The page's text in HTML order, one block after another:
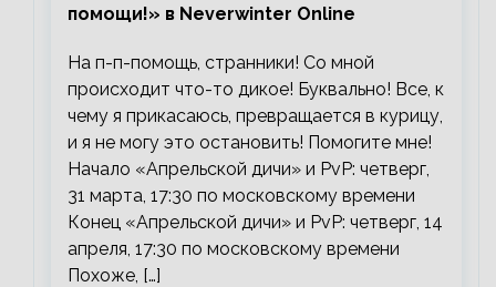
помощи!» в Neverwinter Online
На п-п-помощь, странники! Со мной
происходит что-то дикое! Буквально! Все, к
чему я прикасаюсь, превращается в курицу,
и я не могу это остановить! Помогите мне!
Начало «Апрельской дичи» и PvP: четверг,
31 марта, 17:30 по московскому времени
Конец «Апрельской дичи» и PvP: четверг, 14
апреля, 17:30 по московскому времени
Похоже, […]